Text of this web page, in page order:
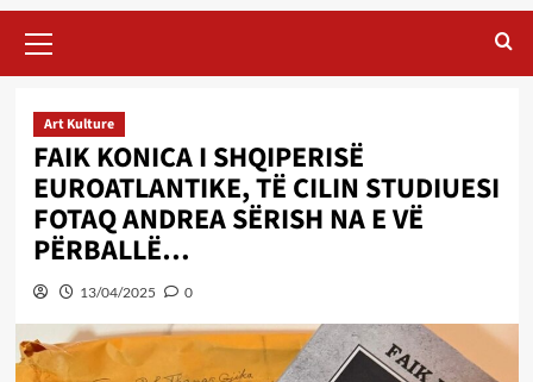
Menu
Art Kulture
FAIK KONICA I SHQIPERISË
EUROATLANTIKE, TË CILIN STUDIUESI
FOTAQ ANDREA SËRISH NA E VË
PËRBALLË…
13/04/2025 0